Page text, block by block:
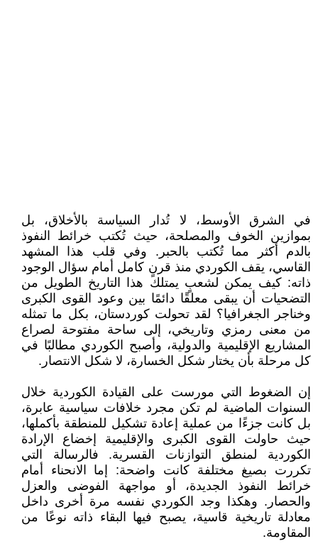
في الشرق الأوسط، لا تُدار السياسة بالأخلاق، بل
بموازين الخوف والمصلحة، حيث تُكتب خرائط النفوذ
بالدم أكثر مما تُكتب بالحبر. وفي قلب هذا المشهد
القاسي، يقف الكوردي منذ قرنٍ كامل أمام سؤال الوجود
ذاته: كيف يمكن لشعبٍ يمتلك هذا التاريخ الطويل من
التضحيات أن يبقى معلقًا دائمًا بين وعود القوى الكبرى
وخناجر الجغرافيا؟ لقد تحولت كوردستان، بكل ما تمثله
من معنى رمزي وتاريخي، إلى ساحة مفتوحة لصراع
المشاريع الإقليمية والدولية، وأصبح الكوردي مطالبًا في
كل مرحلة بأن يختار شكل الخسارة، لا شكل الانتصار.
إن الضغوط التي مورست على القيادة الكوردية خلال
السنوات الماضية لم تكن مجرد خلافات سياسية عابرة،
بل كانت جزءًا من عملية إعادة تشكيل للمنطقة بأكملها،
حيث حاولت القوى الكبرى والإقليمية إخضاع الإرادة
الكوردية لمنطق التوازنات القسرية. فالرسالة التي
تكررت بصيغ مختلفة كانت واضحة: إما الانحناء أمام
خرائط النفوذ الجديدة، أو مواجهة الفوضى والعزل
والحصار. وهكذا وجد الكوردي نفسه مرة أخرى داخل
معادلة تاريخية قاسية، يصبح فيها البقاء ذاته نوعًا من
المقاومة.